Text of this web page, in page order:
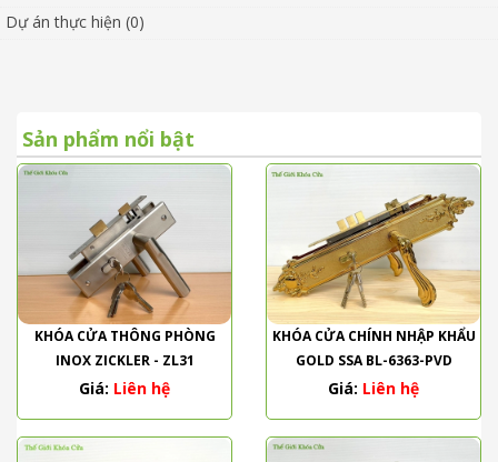
Dự án thực hiện (0)
Sản phẩm nổi bật
KHÓA CỬA THÔNG PHÒNG
INOX ZICKLER - ZL31
Giá: Liên hệ
KHÓA CỬA CHÍNH NHẬP KHẨU
GOLD SSA BL-6363-PVD
Giá: Liên hệ